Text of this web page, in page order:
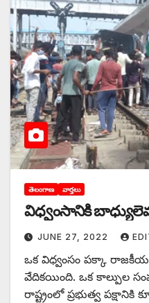
తెలంగాణ వార్తలు
విధ్వంసానికి
JUNE 27, 2022
ఒక విధ్వంసం పక్కా రాజకీయ
వేదికయింది. ఒక కాల్పుల
రాష్ట్రంలో ప్రభుత్వ